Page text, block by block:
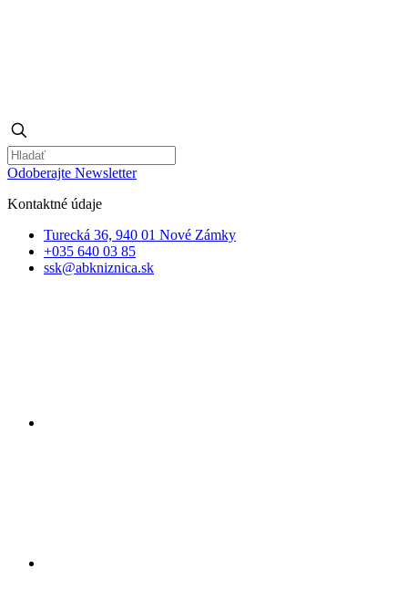
Odoberajte Newsletter
Kontaktné údaje
Turecká 36, 940 01 Nové Zámky
+035 640 03 85
ssk@abkniznica.sk